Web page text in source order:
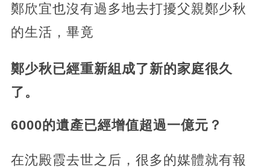
鄭欣宜也沒有過多地去打擾父親鄭少秋
的生活，畢竟
鄭少秋已經重新組成了新的家庭很久
了。
6000的遺產已經增值超過一億元？
在沈殿霞去世之后，很多的媒體就有報